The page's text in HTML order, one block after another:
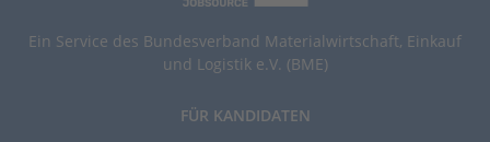
Ein Service des Bundesverband Materialwirtschaft, Einkauf
und Logistik e.V. (BME)
FÜR KANDIDATEN